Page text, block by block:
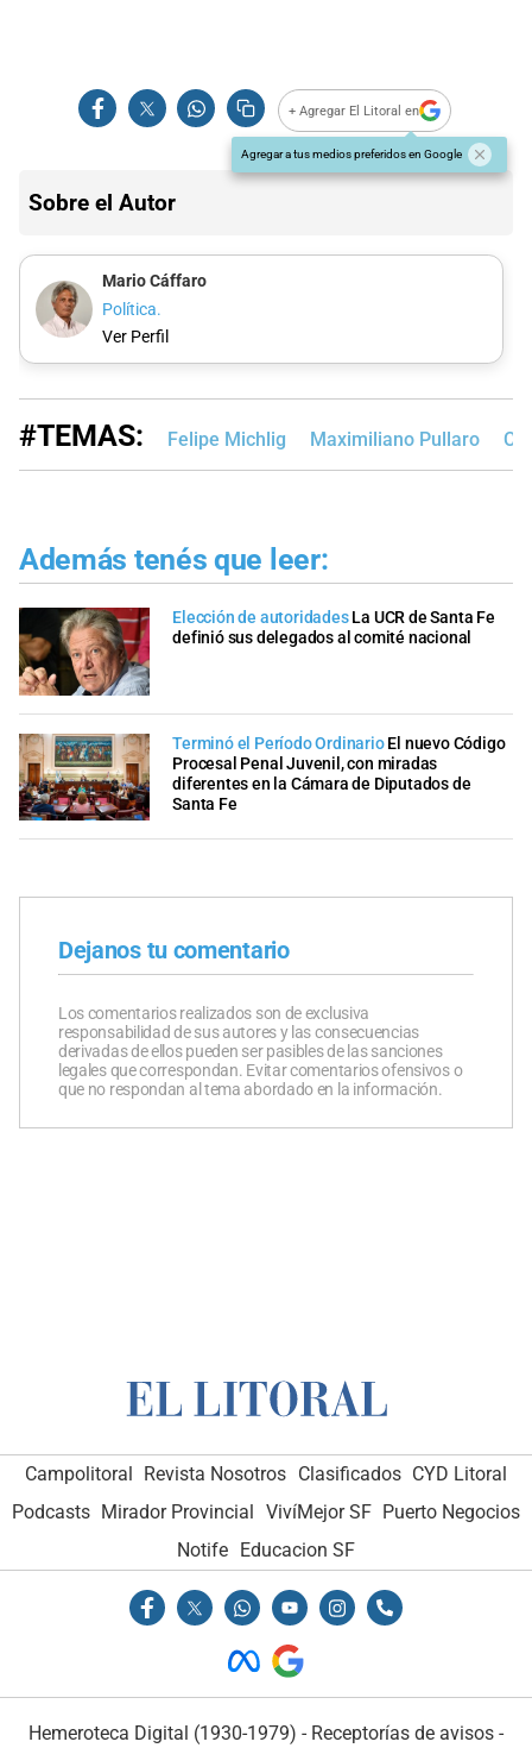
+ Agregar El Litoral en
Agregar a tus medios preferidos en Google
Sobre el Autor
Mario Cáffaro
Política.
Ver Perfil
#TEMAS: Felipe Michlig Maximiliano Pullaro
Además tenés que leer:
Elección de autoridades La UCR de Santa Fe
definió sus delegados al comité nacional
Terminó el Período Ordinario El nuevo Código
Procesal Penal Juvenil, con miradas
diferentes en la Cámara de Diputados de
Santa Fe
Dejanos tu comentario
Los comentarios realizados son de exclusiva
responsabilidad de sus autores y las consecuencias
derivadas de ellos pueden ser pasibles de las sanciones
legales que correspondan. Evitar comentarios ofensivos o
que no respondan al tema abordado en la información.
Campolitoral Revista Nosotros Clasificados CYD Litoral
Podcasts Mirador Provincial VivíMejor SF Puerto Negocios
Notife Educacion SF
Hemeroteca Digital (1930-1979) - Receptorías de avisos -